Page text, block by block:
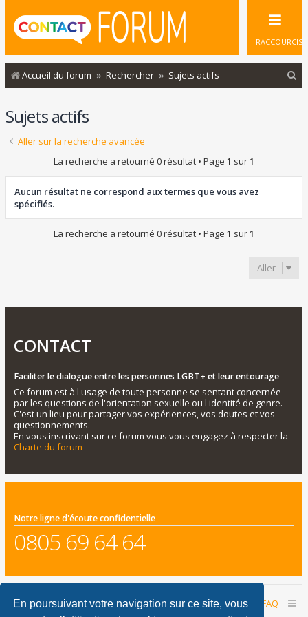
En poursuivant votre navigation sur ce site, vous
RACCOURCIS
Accueil du forum Rechercher Sujets actifs
Sujets actifs
Aller sur la recherche avancée
La recherche a retourné 0 résultat • Page 1 sur1
Aucun résultat ne correspond aux termes que vous avez
spécifiés.
La recherche a retourné 0 résultat • Page 1 sur1
Aller
CONTACT
Faciliter le dialogue entre les personnes LGBT+ et leur entourage
Ce forum est à l'usage de toute personne se sentant concernée
par les questions de l'orientation sexuelle ou l'identité de genre.
C'est un lieu pour partager vos expériences, vos doutes et vos
questionnements.
En vous inscrivant sur ce forum vous vous engagez à respecter la
Charte du forum
Notre ligne d'écoute confidentielle
0805 69 64 64
Accueil du forum FAQ
Nous contacter